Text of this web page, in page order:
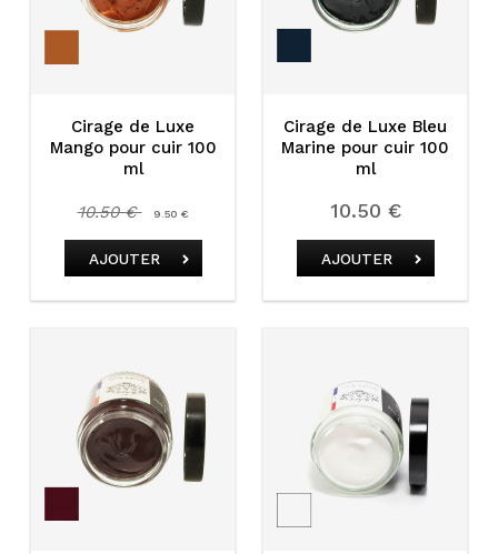
Cirage de Luxe
Mango pour cuir 100
ml
10.50 € 9.50 €
AJOUTER
Cirage de Luxe Bleu
Marine pour cuir 100
ml
10.50 €
AJOUTER